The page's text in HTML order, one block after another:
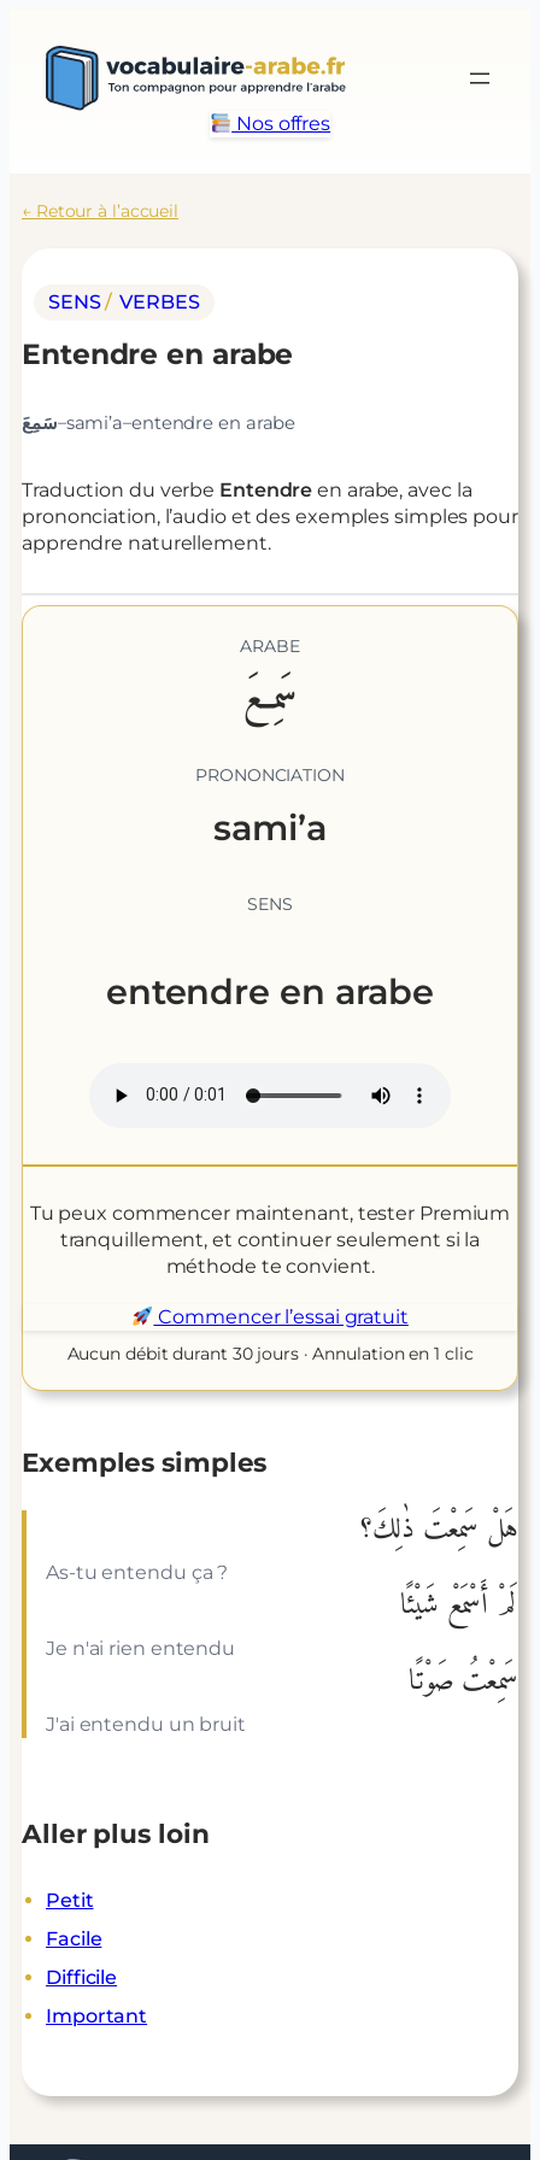
Nos offres
← Retour à l’accueil
SENS/ VERBES
Entendre en arabe
سَمِعَ–sami’a–entendre en arabe
Traduction du verbe Entendre en arabe, avec la
prononciation, l’audio et des exemples simples pour
apprendre naturellement.
ARABE
سَمِعَ
PRONONCIATION
sami’a
SENS
entendre en arabe
Tu peux commencer maintenant, tester Premium
tranquillement, et continuer seulement si la
méthode te convient.
Commencer l’essai gratuit
Aucun débit durant 30 jours · Annulation en 1 clic
Exemples simples
هَلْ سَمِعْتَ ذٰلِكَ؟
As-tu entendu ça ?
لَمْ أَسْمَعْ شَيْئًا
Je n'ai rien entendu
سَمِعْتُ صَوْتًا
J'ai entendu un bruit
Aller plus loin
Petit
Facile
Difficile
Important